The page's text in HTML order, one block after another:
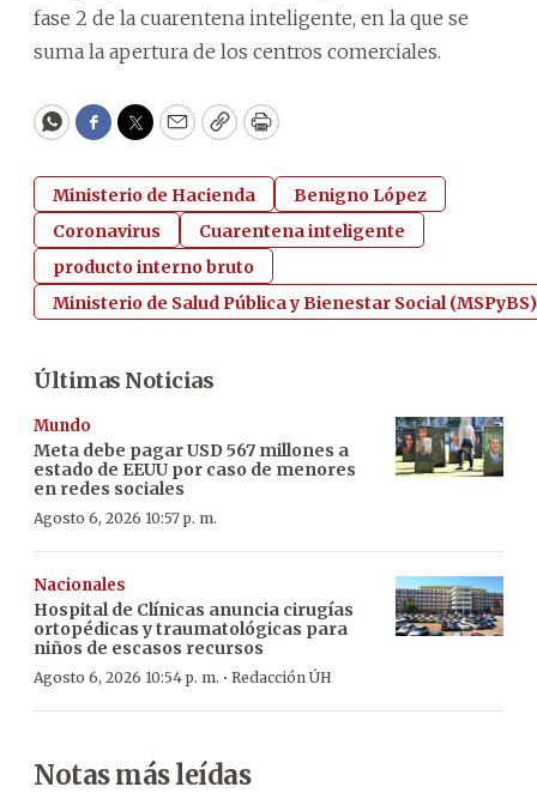
fase 2 de la cuarentena inteligente, en la que se
suma la apertura de los centros comerciales.
WhatsApp
Facebook
Twitter
EmailCopyPrint
Ministerio de Hacienda
Benigno López
Coronavirus
Cuarentena inteligente
producto interno bruto
Ministerio de Salud Pública y Bienestar Social (MSPyBS)
Últimas Noticias
Mundo
Meta debe pagar USD 567 millones a
estado de EEUU por caso de menores
en redes sociales
Agosto 6, 2026 10:57 p. m.
Nacionales
Hospital de Clínicas anuncia cirugías
ortopédicas y traumatológicas para
niños de escasos recursos
Agosto 6, 2026 10:54 p. m. · Redacción ÚH
Notas más leídas